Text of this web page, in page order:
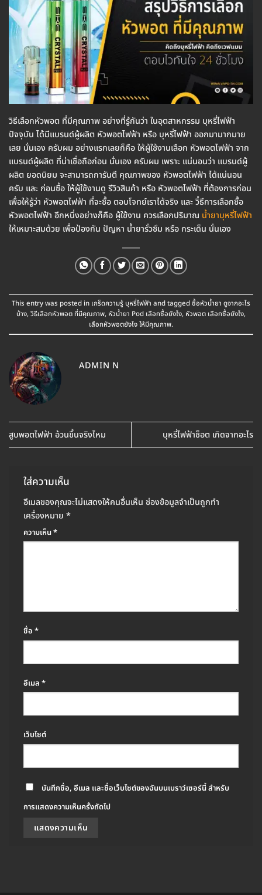
วิธีเลือกหัวพอต ที่มีคุณภาพ อย่างที่รู้กันว่า ในอุตสาหกรรม บุหรี่ไฟฟ้า
ปัจจุบัน ได้มีแบรนด์ผู้ผลิต หัวพอตไฟฟ้า หรือ บุหรี่ไฟฟ้า ออกมามากมาย
เลย นั่นเอง ครับผม อย่างแรกเลยก็คือ ให้ผู้ใช้งานเลือก หัวพอตไฟฟ้า จาก
แบรนด์ผู้ผลิต ที่น่าเชื่อถือก่อน นั่นเอง ครับผม เพราะ แน่นอนว่า แบรนด์ผู้
ผลิต ยอดนิยม จะสามารถการันตี คุณภาพของ หัวพอตไฟฟ้า ได้แน่นอน
ครับ และ ก่อนซื้อ ให้ผู้ใช้งานดู รีวิวสินค้า หรือ หัวพอตไฟฟ้า ที่ต้องการก่อน
เพื่อให้รู้ว่า หัวพอตไฟฟ้า ที่จะซื้อ ตอบโจทย์เราได้จริง และ วิํธีการเลือกซื้อ
หัวพอตไฟฟ้า อีกหนึ่งอย่างก็คือ ผู้ใช้งาน ควรเลือกปริมาณ น้ำยาบุหรี่ไฟฟ้า
ให้เหมาะสมด้วย เพื่อป้องกัน ปัญหา น้ำยารั่วซึม หรือ กระเด็น นั่นเอง
This entry was posted in เกร็ดความรู้ บุหรี่ไฟฟ้า and taggedซื้อหัวน้ำยา ดูจากอะไร
บ้าง, วิธีเลือกหัวพอต ที่มีคุณภาพ, หัวน้ำยา Pod เลือกซื้อยังไง, หัวพอต เลือกซื้อยังไง,
เลือกหัวพอตยังไง ให้มีคุณภาพ.
ADMIN N
สูบพอตไฟฟ้า อ้วนขึ้นจริงไหม บุหรี่ไฟฟ้าช็อต เกิดจากอะไร
ใส่ความเห็น
อีเมลของคุณจะไม่แสดงให้คนอื่นเห็น ช่องข้อมูลจำเป็นถูกทำ
เครื่องหมาย *
ความเห็น*
ชื่อ *
อีเมล *
เว็บไซต์
บันทึกชื่อ, อีเมล และชื่อเว็บไซต์ของฉันบนเบราว์เซอร์นี้ สำหรับ
การแสดงความเห็นครั้งถัดไป